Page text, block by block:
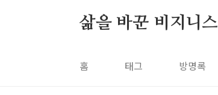
삶을 바꾼 비지니스
홈 태그 방명록